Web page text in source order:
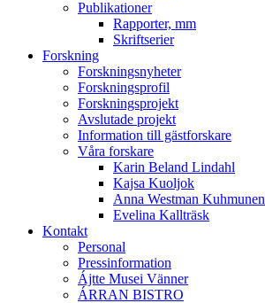
Publikationer
Rapporter, mm
Skriftserier
Forskning
Forskningsnyheter
Forskningsprofil
Forskningsprojekt
Avslutade projekt
Information till gästforskare
Våra forskare
Karin Beland Lindahl
Kajsa Kuoljok
Anna Westman Kuhmunen
Evelina Kallträsk
Kontakt
Personal
Pressinformation
Ájtte Musei Vänner
ÁRRAN BISTRO